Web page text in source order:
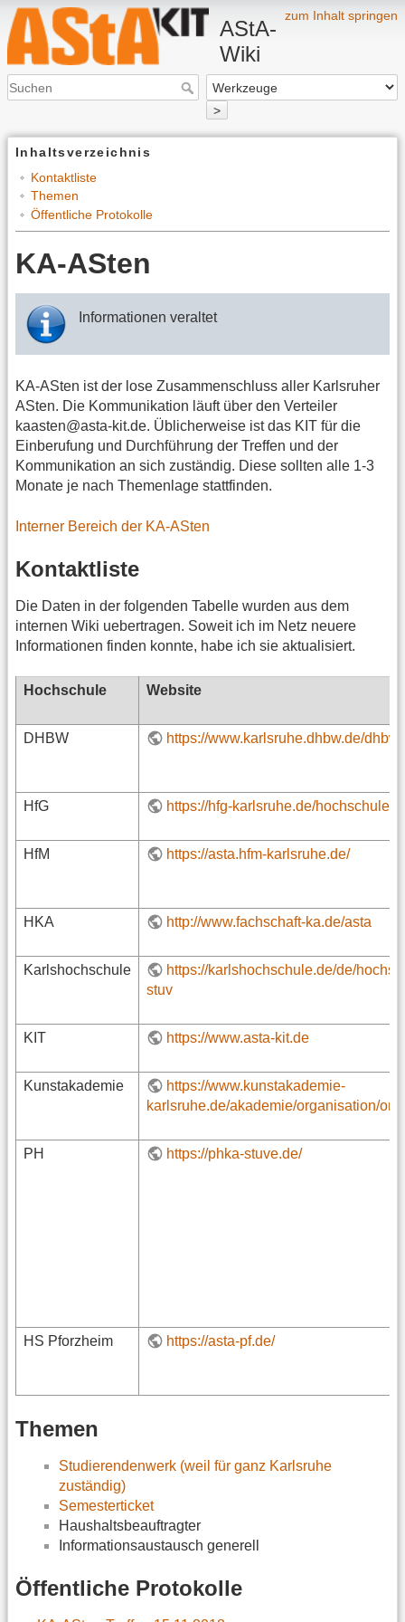
zum Inhalt springen
AStA-
Wiki
>
Inhaltsverzeichnis
Kontaktliste
Themen
Öffentliche Protokolle
KA-ASten
Informationen veraltet
KA-ASten ist der lose Zusammenschluss aller Karlsruher
ASten. Die Kommunikation läuft über den Verteiler
kaasten@asta-kit.de. Üblicherweise ist das KIT für die
Einberufung und Durchführung der Treffen und der
Kommunikation an sich zuständig. Diese sollten alle 1-3
Monate je nach Themenlage stattfinden.
Interner Bereich der KA-ASten
Kontaktliste
Die Daten in der folgenden Tabelle wurden aus dem
internen Wiki uebertragen. Soweit ich im Netz neuere
Informationen finden konnte, habe ich sie aktualisiert.
Hochschule Website
DHBW https://www.karlsruhe.dhbw.de/
HfG https://hfg-karlsruhe.de/hochschule/
HfM https://asta.hfm-karlsruhe.de/
HKA http://www.fachschaft-ka.de/asta
Karlshochschule
https://karlshochschule.de/de/
stuv
KIT https://www.asta-kit.de
Kunstakademie
https://www.kunstakademie-
karlsruhe.de/akademie/organisation/
PH https://phka-stuve.de/
HS Pforzheim https://asta-pf.de/
Themen
Studierendenwerk (weil für ganz Karlsruhe
zuständig)
Semesterticket
Haushaltsbeauftragter
Informationsaustausch generell
Öffentliche Protokolle